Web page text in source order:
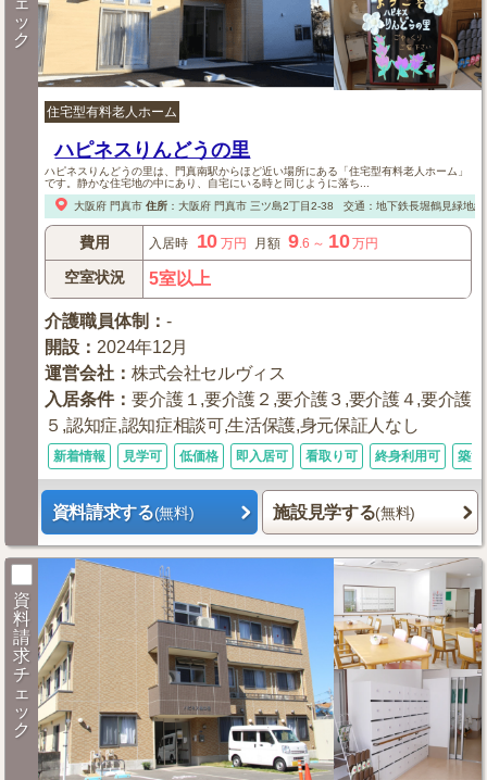
ッ
ク
住宅型有料老人ホーム
ハピネスりんどうの里
ハピネスりんどうの里は、門真南駅からほど近い場所にある「住宅型有料老人ホーム」
です。静かな住宅地の中にあり、自宅にいる時と同じように落ち...
大阪府 門真市 住所： 大阪府 門真市三ツ島2丁目2-38 交通：地下鉄長堀鶴見緑地
費用 入居時 10 万円 月額 9 .6 ～ 10万円
空室状況 5室以上
介護職員体制 ：-
開設 ： 2024年12月
運営会社 ：株式会社セルヴィス
入居条件：要介護１,要介護２,要介護３,要介護４,要介護
５,認知症,認知症相談可,生活保護,身元保証人なし
新着情報 見学可 低価格 即入居可 看取り可 終身利用可 築浅
資料請求する(無料) 施設見学する(無料)
資
料
請
求
チ
ェ
ッ
ク